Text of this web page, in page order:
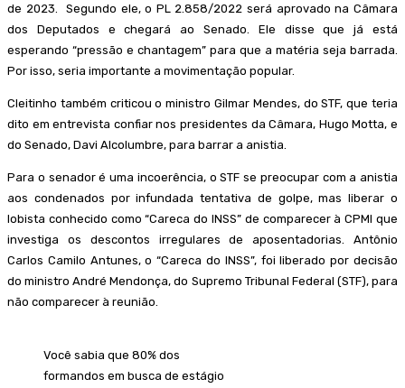
de 2023. Segundo ele, o PL 2.858/2022 será aprovado na Câmara
dos Deputados e chegará ao Senado. Ele disse que já está
esperando “pressão e chantagem” para que a matéria seja barrada.
Por isso, seria importante a movimentação popular.
Cleitinho também criticou o ministro Gilmar Mendes, do STF, que teria
dito em entrevista confiar nos presidentes da Câmara, Hugo Motta, e
do Senado, Davi Alcolumbre, para barrar a anistia.
Para o senador é uma incoerência, o STF se preocupar com a anistia
aos condenados por infundada tentativa de golpe, mas liberar o
lobista conhecido como “Careca do INSS” de comparecer à CPMI que
investiga os descontos irregulares de aposentadorias. Antônio
Carlos Camilo Antunes, o “Careca do INSS”, foi liberado por decisão
do ministro André Mendonça, do Supremo Tribunal Federal (STF), para
não comparecer à reunião.
Você sabia que 80% dos
formandos em busca de estágio